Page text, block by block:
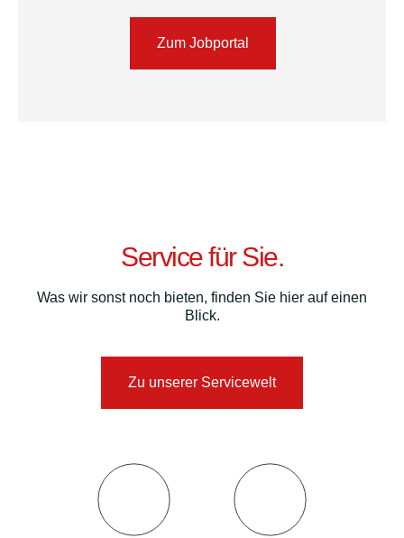
Zum Jobportal
Service für Sie.
Was wir sonst noch bieten, finden Sie hier auf einen
Blick.
Zu unserer Servicewelt